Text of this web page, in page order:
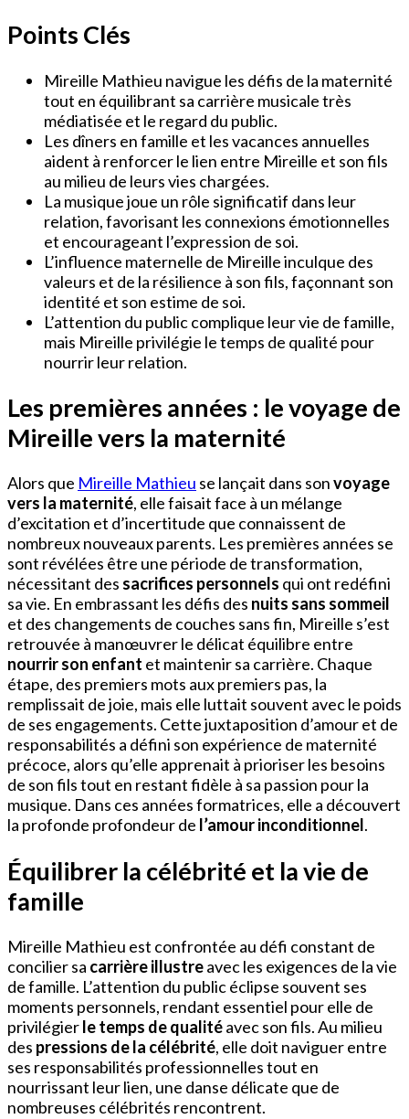
Points Clés
Mireille Mathieu navigue les défis de la maternité
tout en équilibrant sa carrière musicale très
médiatisée et le regard du public.
Les dîners en famille et les vacances annuelles
aident à renforcer le lien entre Mireille et son fils
au milieu de leurs vies chargées.
La musique joue un rôle significatif dans leur
relation, favorisant les connexions émotionnelles
et encourageant l’expression de soi.
L’influence maternelle de Mireille inculque des
valeurs et de la résilience à son fils, façonnant son
identité et son estime de soi.
L’attention du public complique leur vie de famille,
mais Mireille privilégie le temps de qualité pour
nourrir leur relation.
Les premières années : le voyage de
Mireille vers la maternité
Alors que Mireille Mathieu se lançait dans sonvoyage
vers la maternité, elle faisait face à un mélange
d’excitation et d’incertitude que connaissent de
nombreux nouveaux parents. Les premières années se
sont révélées être une période de transformation,
nécessitant des sacrifices personnels qui ont redéfini
sa vie. En embrassant les défis des nuits sans sommeil
et des changements de couches sans fin, Mireille s’est
retrouvée à manœuvrer le délicat équilibre entre
nourrir son enfant et maintenir sa carrière. Chaque
étape, des premiers mots aux premiers pas, la
remplissait de joie, mais elle luttait souvent avec le poids
de ses engagements. Cette juxtaposition d’amour et de
responsabilités a défini son expérience de maternité
précoce, alors qu’elle apprenait à prioriser les besoins
de son fils tout en restant fidèle à sa passion pour la
musique. Dans ces années formatrices, elle a découvert
la profonde profondeur de l’amour inconditionnel.
Équilibrer la célébrité et la vie de
famille
Mireille Mathieu est confrontée au défi constant de
concilier sa carrière illustreavec les exigences de la vie
de famille. L’attention du public éclipse souvent ses
moments personnels, rendant essentiel pour elle de
privilégierle temps de qualitéavec son fils. Au milieu
des pressions de la célébrité, elle doit naviguer entre
ses responsabilités professionnelles tout en
nourrissant leur lien, une danse délicate que de
nombreuses célébrités rencontrent.